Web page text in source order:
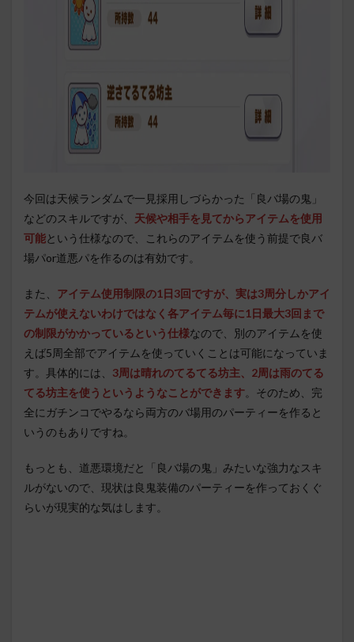
今回は天候ランダムで一見採用しづらかった「良バ場の鬼」
などのスキルですが、 天候や相手を見てからアイテムを使用
可能という仕様なので、これらのアイテムを使う前提で良バ
場パor道悪パを作るのは有効です。
また、 アイテム使用制限の1日3回ですが、実は3周分しかアイ
テムが使えないわけではなく各アイテム毎に1日最大3回まで
の制限がかかっているという仕様なので、別のアイテムを使
えば5周全部でアイテムを使っていくことは可能になっていま
す。具体的には、 3周は晴れのてるてる坊主、2周は雨のてる
てる坊主を使うというようなことができます。そのため、完
全にガチンコでやるなら両方のバ場用のパーティーを作ると
いうのもありですね。
もっとも、道悪環境だと「良バ場の鬼」みたいな強力なスキ
ルがないので、現状は良鬼装備のパーティーを作っておくぐ
らいが現実的な気はします。